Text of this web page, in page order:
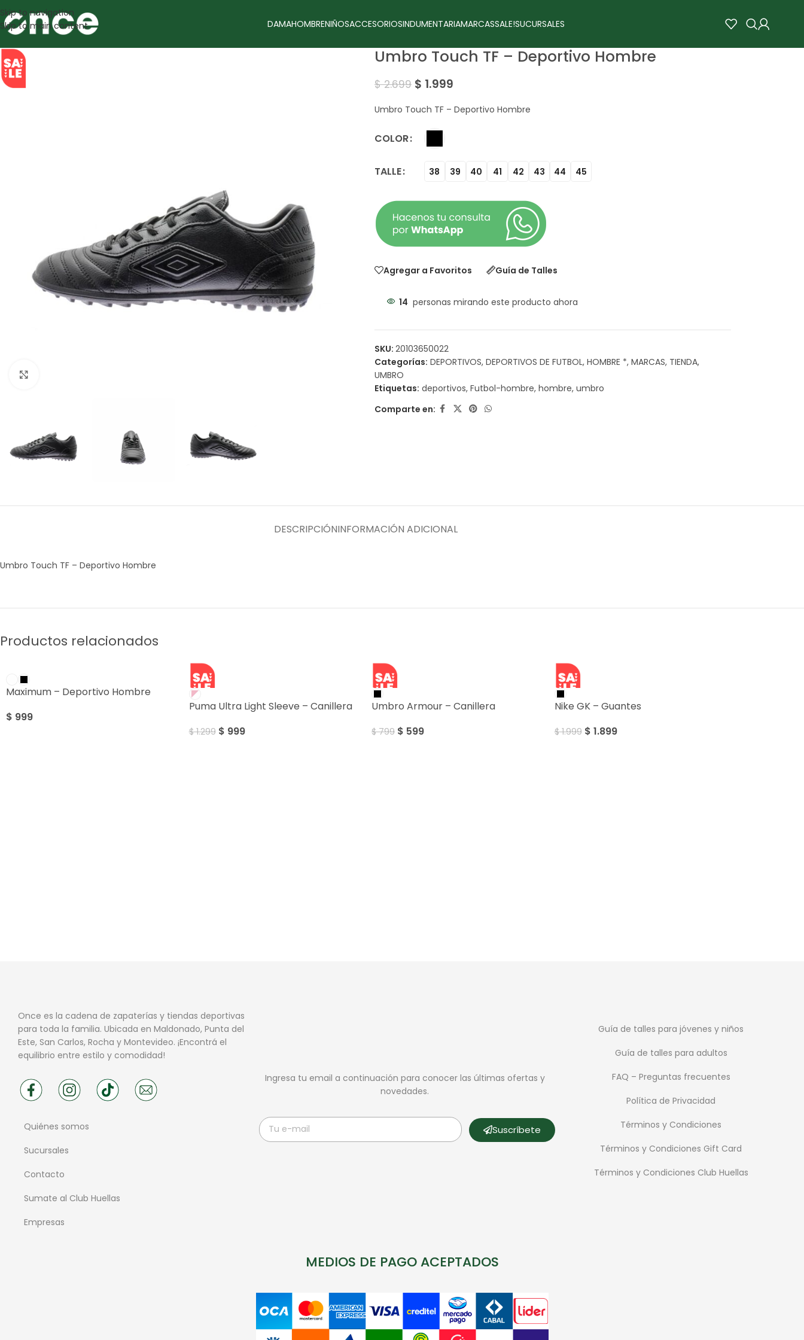
Skip to navigation
Skip to main content
DAMAHOMBRENIÑOSACCESORIOSINDUMENTARIAMARCASSALE!SUCURSALES
SALE Umbro Touch TF – Deportivo Hombre
$2.699 $ 1.999
Umbro Touch TF – Deportivo Hombre
COLOR
TALLE 38 39 40 41 42 43 44 45
Agregar a Favoritos Guía de Talles
14 personas mirando este producto ahora
SKU: 20103650022
Categorías: DEPORTIVOS, DEPORTIVOS DE FUTBOL, HOMBRE *, MARCAS, TIENDA,
UMBRO
Etiquetas: deportivos, Futbol-hombre, hombre, umbro
Comparte en:
DESCRIPCIÓNINFORMACIÓN ADICIONAL
Umbro Touch TF – Deportivo Hombre
Productos relacionados
Maximum – Deportivo Hombre
$ 999
SALE
Puma Ultra Light Sleeve – Canillera
$1.299 $ 999
SALE
Umbro Armour – Canillera
$799 $ 599
SALE
Nike GK – Guantes
$1.999 $ 1.899
Once es la cadena de zapaterías y tiendas deportivas
para toda la familia. Ubicada en Maldonado, Punta del
Este, San Carlos, Rocha y Montevideo. ¡Encontrá el
equilibrio entre estilo y comodidad!
Quiénes somos
Sucursales
Contacto
Sumate al Club Huellas
Empresas
Ingresa tu email a continuación para conocer las últimas ofertas y
novedades.
Suscríbete
Guía de talles para jóvenes y niños
Guía de talles para adultos
FAQ – Preguntas frecuentes
Política de Privacidad
Términos y Condiciones
Términos y Condiciones Gift Card
Términos y Condiciones Club Huellas
MEDIOS DE PAGO ACEPTADOS